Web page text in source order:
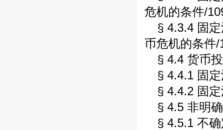
危机的条件/
§ 4.3.4 固
币危机的条件/
§ 4.4 货币
§ 4.4.1 固
§ 4.4.2 固
§ 4.5 非明
§ 4.5.1 不